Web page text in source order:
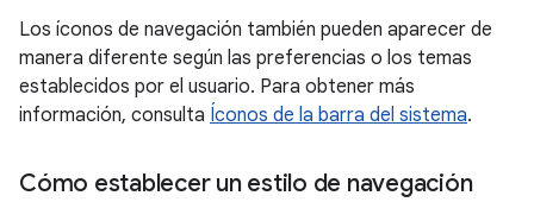
Los íconos de navegación también pueden aparecer de
manera diferente según las preferencias o los temas
establecidos por el usuario. Para obtener más
información, consulta Íconos de la barra del sistema.
Cómo establecer un estilo de navegación